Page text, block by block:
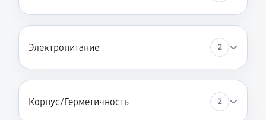
Электропитание 2
Корпус/Герметичность 2